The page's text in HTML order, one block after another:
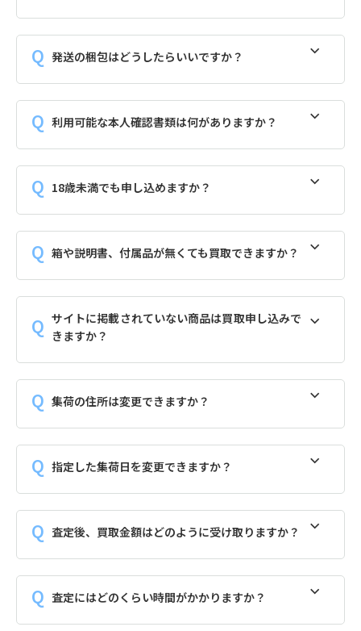
発送の梱包はどうしたらいいですか？
利用可能な本人確認書類は何がありますか？
18歳未満でも申し込めますか？
箱や説明書、付属品が無くても買取できますか？
サイトに掲載されていない商品は買取申し込みで
きますか？
集荷の住所は変更できますか？
指定した集荷日を変更できますか？
査定後、買取金額はどのように受け取りますか？
査定にはどのくらい時間がかかりますか？